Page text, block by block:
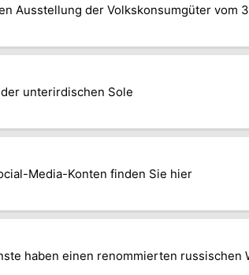
Ausstellung der Volkskonsumgüter vom
unterirdischen Sole
Media-Konten finden Sie hier
haben einen renommierten russischen